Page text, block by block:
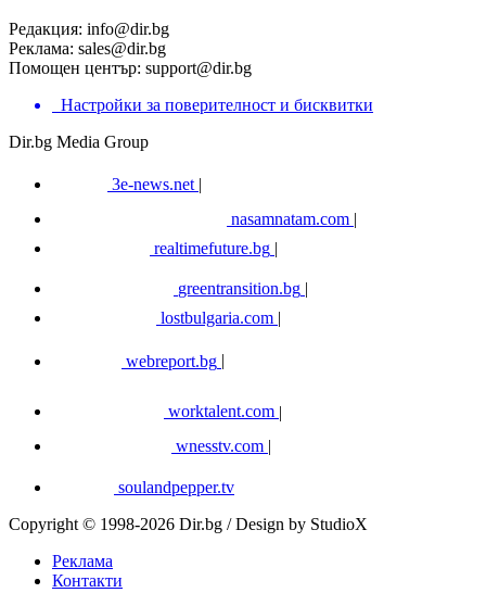
Редакция: info@dir.bg
Реклама: sales@dir.bg
Помощен център: support@dir.bg
Настройки за поверителност и бисквитки
Dir.bg Media Group
3e-news.net |
nasamnatam.com |
realtimefuture.bg |
greentransition.bg |
lostbulgaria.com |
webreport.bg
worktalent.com |
wnesstv.com |
soulandpepper.tv
Copyright © 1998-2026 Dir.bg / Design by StudioX
Реклама
Контакти